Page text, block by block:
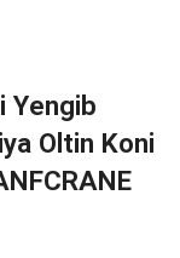
Yengib
Oltin Koni